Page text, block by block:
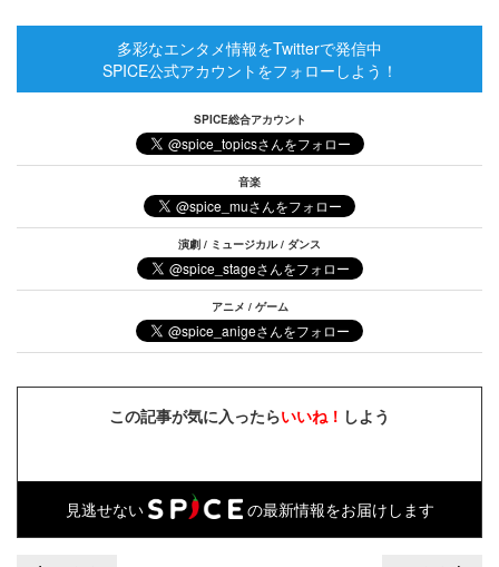
多彩なエンタメ情報をTwitterで発信中
SPICE公式アカウントをフォローしよう！
SPICE総合アカウント
音楽
演劇 / ミュージカル / ダンス
アニメ / ゲーム
この記事が気に入ったらいいね！ しよう
見逃せない の最新情報をお届けします